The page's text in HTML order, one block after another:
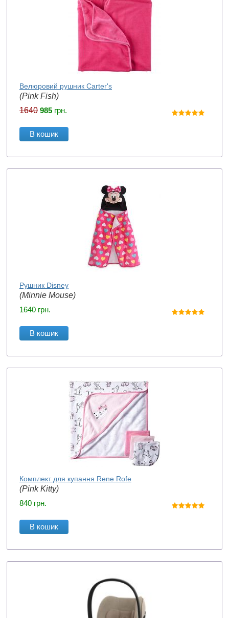
Велюровий рушник Carter's
(Pink Fish)
1640 985 грн.
В кошик
Рушник Disney
(Minnie Mouse)
1640 грн.
В кошик
Комплект для купання Rene Rofe
(Pink Kitty)
840 грн.
В кошик